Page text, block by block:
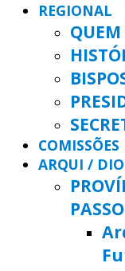
REGIONAL
QUEM
ARQUI /